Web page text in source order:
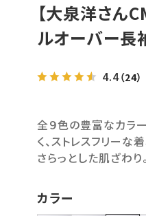
【大泉洋さん
ルオーバー長
4.4（24）
全９色の豊富なカラ
く、ストレスフリー
さらっとした肌ざわり。
カラー